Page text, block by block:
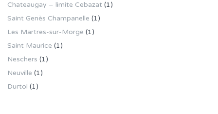
Chateaugay – limite Cebazat (1)
Saint Genès Champanelle (1)
Les Martres-sur-Morge (1)
Saint Maurice (1)
Neschers (1)
Neuville (1)
Durtol (1)